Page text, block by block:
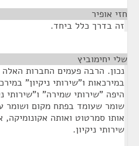
חזי אופיר
זה בדרך כלל ביחד.
שלי יחימוביץ
נכון. הרבה פעמים החברות האלה
במירכאות ו"שירותי ניקיון"
היפה "שירותי שמירה" ו"שירותי
שומר שעומד בפתח מקום ושומר
אותו סמרטוט ואותה
שירותי ניקיון.